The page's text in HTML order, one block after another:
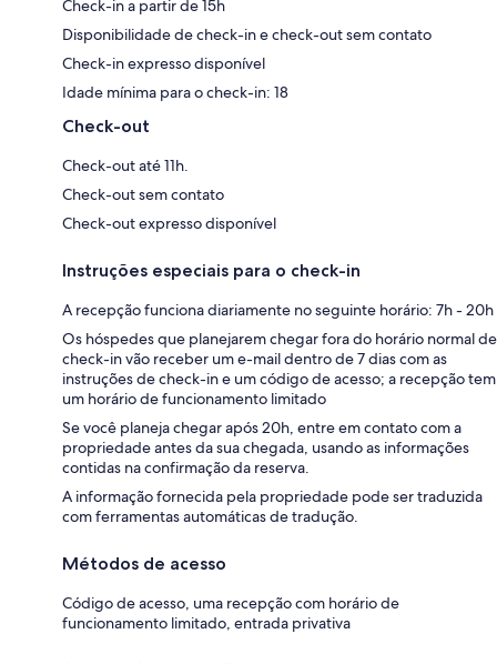
Check-in a partir de 15h
Disponibilidade de check-in e check-out sem contato
Check-in expresso disponível
Idade mínima para o check-in: 18
Check-out
Check-out até 11h.
Check-out sem contato
Check-out expresso disponível
Instruções especiais para o check-in
A recepção funciona diariamente no seguinte horário: 7h - 20h
Os hóspedes que planejarem chegar fora do horário normal de
check-in vão receber um e-mail dentro de 7 dias com as
instruções de check-in e um código de acesso; a recepção tem
um horário de funcionamento limitado
Se você planeja chegar após 20h, entre em contato com a
propriedade antes da sua chegada, usando as informações
contidas na confirmação da reserva.
A informação fornecida pela propriedade pode ser traduzida
com ferramentas automáticas de tradução.
Métodos de acesso
Código de acesso, uma recepção com horário de
funcionamento limitado, entrada privativa